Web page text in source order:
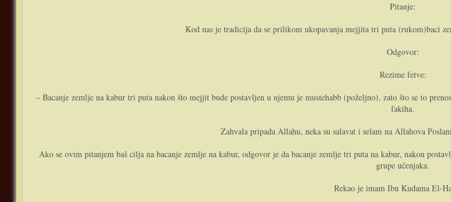
Pitanje:
Kod nas je tradicija da se prilikom ukopavanja mejjita tri puta (rukom)baci
Odgovor:
Rezime fetve:
– Bacanje zemlje na kabur tri puta nakon što mejjit bude postavljen u njemu je mustehabb (poželjno), zato što se to
fakiha.
Zahvala pripada Allahu, neka su salavat i selam na Allahova
Ako se ovim pitanjem baš cilja na bacanje zemlje na kabur, odgovor je da bacanje zemlje tri puta na kabur, nakon
grupe učenjaka.
Rekao je imam Ibn Kudama El-